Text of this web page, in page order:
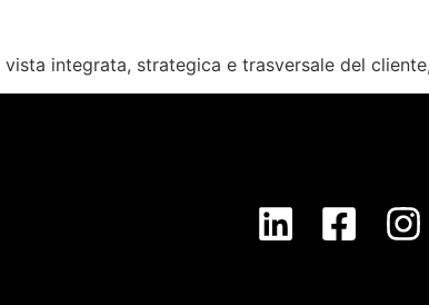
integrata, strategica e trasversale del